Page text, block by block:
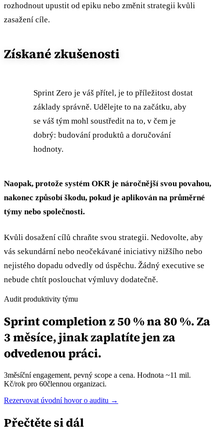
rozhodnout upustit od epiku nebo změnit strategii kvůli
zasažení cíle.
Získané zkušenosti
Sprint Zero je váš přítel, je to příležitost dostat
základy správně. Udělejte to na začátku, aby
se váš tým mohl soustředit na to, v čem je
dobrý: budování produktů a doručování
hodnoty.
Naopak, protože systém OKR je náročnější svou povahou,
nakonec způsobí škodu, pokud je aplikován na průměrné
týmy nebo společnosti.
Kvůli dosažení cílů chraňte svou strategii. Nedovolte, aby
vás sekundární nebo neočekávané iniciativy nižšího nebo
nejistého dopadu odvedly od úspěchu. Žádný executive se
nebude chtít poslouchat výmluvy dodatečně.
Audit produktivity týmu
Sprint completion z 50 % na 80 %. Za
3 měsíce, jinak zaplatíte jen za
odvedenou práci.
3měsíční engagement, pevný scope a cena. Hodnota ~11 mil.
Kč/rok pro 60člennou organizaci.
Rezervovat úvodní hovor o auditu →
Přečtěte si dál